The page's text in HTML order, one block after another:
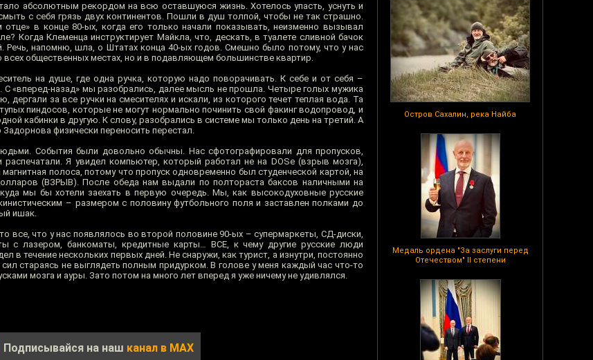
Остров Сахалин, река Найба
Медаль ордена "За заслуги перед
Отечеством" II степени
абсолютным рекордом на всю оставшуюся жизнь. Хотелось упасть, уснуть и
с себя грязь двух континентов. Пошли в душ толпой, чтобы не так страшно.
в конце 80-ых, когда его только начали показывать, неизменно вызывал
Когда Клеменца инструктирует Майкла, что, дескать, в туалете сливной бачок
Речь, напомню, шла, о Штатах конца 40-ых годов. Смешно было потому, что у нас
всех общественных местах, но и в подавляющем большинстве квартир.
на душе, где одна ручка, которую надо поворачивать. К себе и от себя –
«вперед-назад» мы разобрались, далее мысль не прошла. Четыре голых мужика
дергали за все ручки на смесителях и искали, из которого течет теплая вода. Та
пиндосов, которые не могут нормально починить свой факинг водопровод, и
кабинки в другую. К слову, разобрались в системе мы только день на третий. А
физически переносить перестал.
События были довольно обычны. Нас сфотографировали для пропусков,
Я увидел компьютер, который работал не на DOSе (взрыв мозга),
полоса, потому что пропуск одновременно был студенческой картой, на
(ВЗРЫВ). После обеда нам выдали по полтораста баксов наличными на
мы бы хотели заехать в первую очередь. Мы, как высокодуховные русские
– размером с половину футбольного поля и заставлен полками до
ишак.
все, что у нас появлялось во второй половине 90-ых – супермаркеты, СД-диски,
с лазером, банкоматы, кредитные карты… ВСЕ, к чему другие русские люди
в течение нескольких первых дней. Не снаружи, как турист, а изнутри, постоянно
стараясь не выглядеть полным придурком. В голове у меня каждый час что-то
мозга и ауры. Зато потом на много лет вперед я уже ничему не удивлялся.
Подписывайся на наш канал в MAX